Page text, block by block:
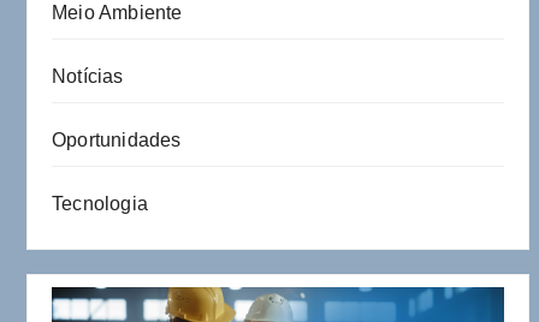
Meio Ambiente
Notícias
Oportunidades
Tecnologia